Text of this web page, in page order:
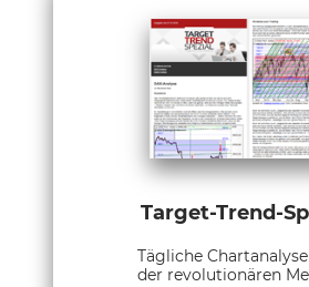
Target-Trend-
Tägliche
der revolutionären